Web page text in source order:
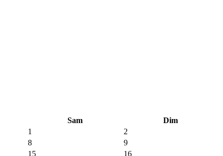
Sam
Dim
1
2
8
9
15
16